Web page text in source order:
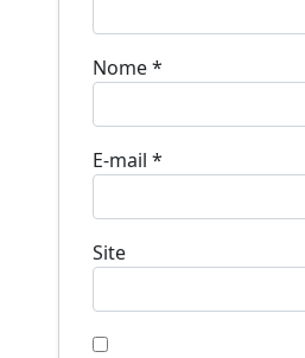
Nome*
E-mail*
Site